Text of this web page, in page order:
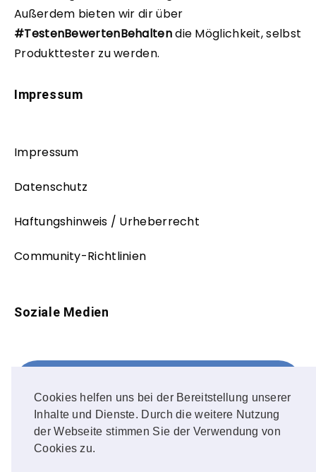
Cookies helfen uns bei der Bereitstellung unserer
Inhalte und Dienste. Durch die weitere Nutzung
der Webseite stimmen Sie der Verwendung von
Cookies zu.
Außerdem bieten wir dir über
#TestenBewertenBehaltendie Möglichkeit, selbst
Produkttester zu werden.
Impressum
Impressum
Datenschutz
Haftungshinweis / Urheberrecht
Community-Richtlinien
Soziale Medien
FOLLOW ME!
Instagram
OUR PHOTOS!